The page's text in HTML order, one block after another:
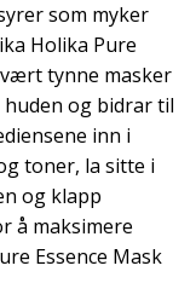
som myker
Holika Pure
tynne masker
og bidrar til
inn i
toner, la sitte i
og klapp
å maksimere
Essence Mask